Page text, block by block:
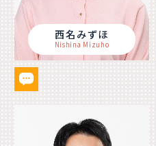
西名みずほ
Nishina Mizuho